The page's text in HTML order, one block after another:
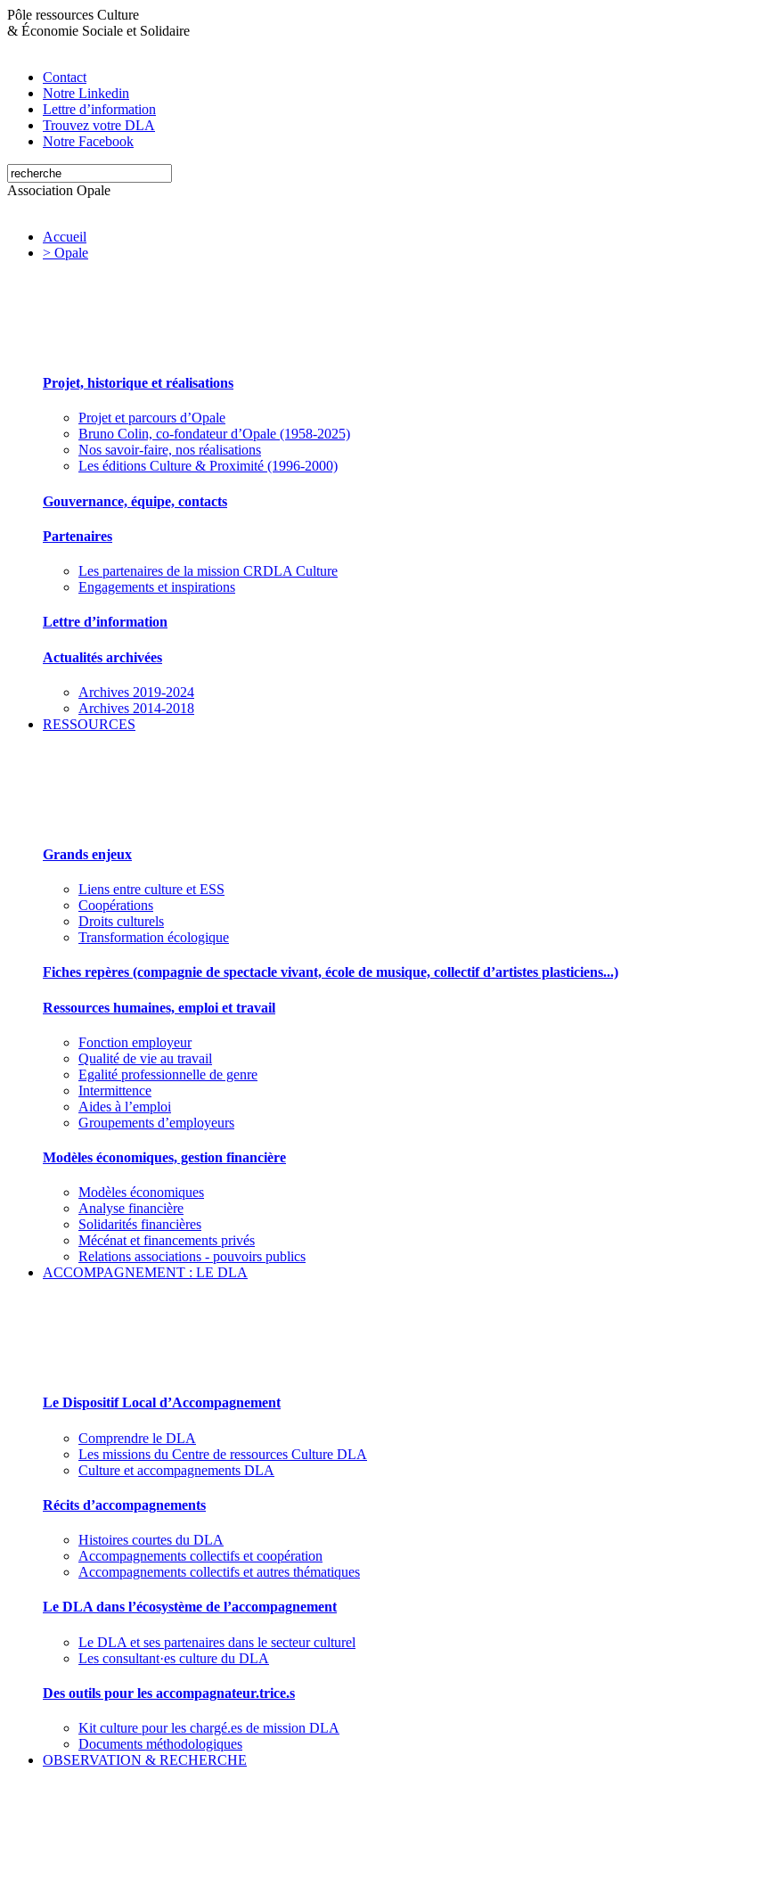
Pôle ressources Culture
& Économie Sociale et Solidaire
Contact
Notre Linkedin
Lettre d’information
Trouvez votre DLA
Notre Facebook
Association Opale
Accueil
> Opale
Projet, historique et réalisations
Projet et parcours d’Opale
Bruno Colin, co-fondateur d’Opale (1958-2025)
Nos savoir-faire, nos réalisations
Les éditions Culture & Proximité (1996-2000)
Gouvernance, équipe, contacts
Partenaires
Les partenaires de la mission CRDLA Culture
Engagements et inspirations
Lettre d’information
Actualités archivées
Archives 2019-2024
Archives 2014-2018
RESSOURCES
Grands enjeux
Liens entre culture et ESS
Coopérations
Droits culturels
Transformation écologique
Fiches repères (compagnie de spectacle vivant, école de musique, collectif d’artistes plasticiens...)
Ressources humaines, emploi et travail
Fonction employeur
Qualité de vie au travail
Egalité professionnelle de genre
Intermittence
Aides à l’emploi
Groupements d’employeurs
Modèles économiques, gestion financière
Modèles économiques
Analyse financière
Solidarités financières
Mécénat et financements privés
Relations associations - pouvoirs publics
ACCOMPAGNEMENT : LE DLA
Le Dispositif Local d’Accompagnement
Comprendre le DLA
Les missions du Centre de ressources Culture DLA
Culture et accompagnements DLA
Récits d’accompagnements
Histoires courtes du DLA
Accompagnements collectifs et coopération
Accompagnements collectifs et autres thématiques
Le DLA dans l’écosystème de l’accompagnement
Le DLA et ses partenaires dans le secteur culturel
Les consultant·es culture du DLA
Des outils pour les accompagnateur.trice.s
Kit culture pour les chargé.es de mission DLA
Documents méthodologiques
OBSERVATION & RECHERCHE